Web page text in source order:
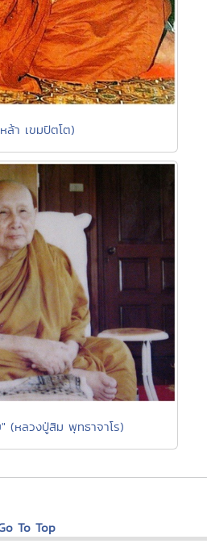
ล้า เขมปัตโต)
" (หลวงปู่สิม พุทธาจาโร)
To Top